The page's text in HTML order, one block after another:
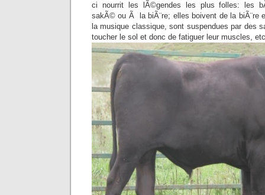
ci nourrit les lÃ©gendes les plus folles: les
sakÃ© ou Ã la biÃ¨re; elles boivent de la biÃ¨re
la musique classique, sont suspendues par des
toucher le sol et donc de fatiguer leur muscles, etc